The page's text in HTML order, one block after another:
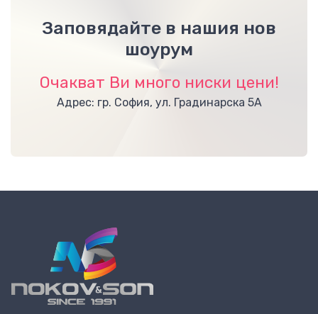
Заповядайте в нашия нов
шоурум
Очакват Ви много ниски цени!
Адрес: гр. София, ул. Градинарска 5А